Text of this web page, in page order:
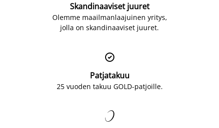
Skandinaaviset juuret
Olemme maailmanlaajuinen yritys,
jolla on skandinaaviset juuret.

Patjatakuu
25 vuoden takuu GOLD-patjoille.
